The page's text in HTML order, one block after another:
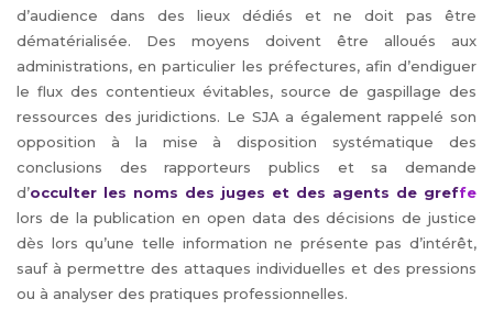
d’audience dans des lieux dédiés et ne doit pas être
dématérialisée. Des moyens doivent être alloués aux
administrations, en particulier les préfectures, afin d’endiguer
le flux des contentieux évitables, source de gaspillage des
ressources des juridictions. Le SJA a également rappelé son
opposition à la mise à disposition systématique des
conclusions des rapporteurs publics et sa demande
d’occulter les noms des juges et des agents de greffe
lors de la publication en open data des décisions de justice
dès lors qu’une telle information ne présente pas d’intérêt,
sauf à permettre des attaques individuelles et des pressions
ou à analyser des pratiques professionnelles.